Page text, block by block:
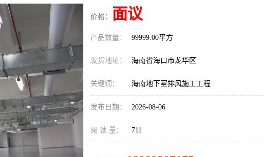
价格： 面议
产品数量： 99999.00平方
发货地址： 海南省海口市龙华区
关键词： 海南地下室排风施工工程
发布日期： 2026-08-06
阅 读 量： 711